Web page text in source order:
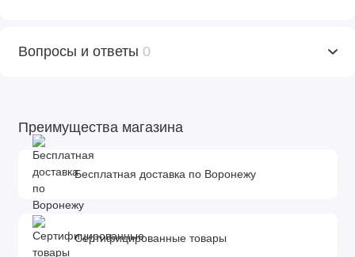
Вопросы и ответы 0
Преимущества магазина
Бесплатная доставка по Воронежу
Сертифицированные товары